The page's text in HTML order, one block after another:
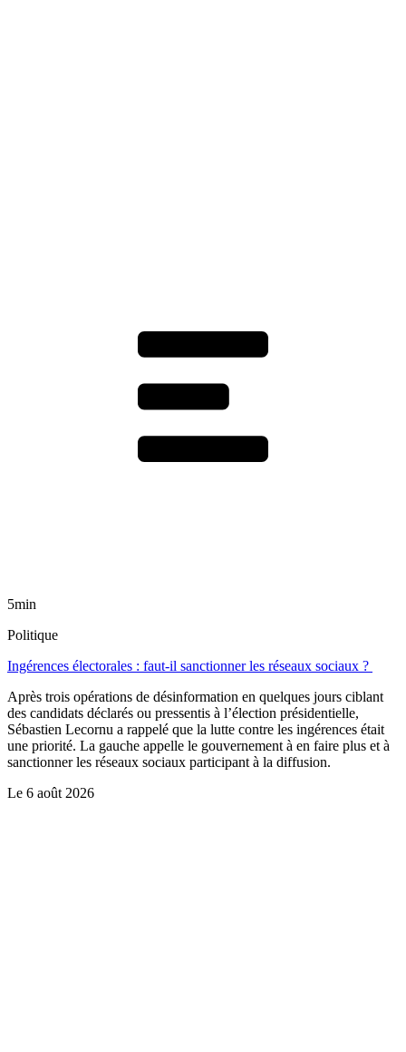
5min
Politique
Ingérences électorales : faut-il sanctionner les réseaux sociaux ?
Après trois opérations de désinformation en quelques jours ciblant
des candidats déclarés ou pressentis à l’élection présidentielle,
Sébastien Lecornu a rappelé que la lutte contre les ingérences était
une priorité. La gauche appelle le gouvernement à en faire plus et à
sanctionner les réseaux sociaux participant à la diffusion.
Le 6 août 2026